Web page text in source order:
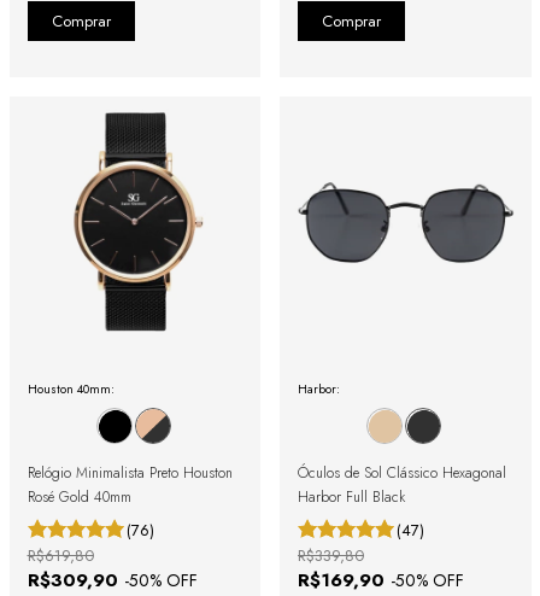
Houston 40mm:
Relógio Minimalista Preto Houston
Rosé Gold 40mm
(76)
R$309,90 -50% OFF
R$619,80
Harbor:
Óculos de Sol Clássico Hexagonal
Harbor Full Black
(47)
R$169,90 -50% OFF
R$339,80